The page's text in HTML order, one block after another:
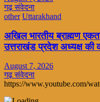
गढ़ संवेदना
other Uttarakhand
अखिल भारतीय ब्राह्मण
उत्तराखंड प्रदेश अध्यक्ष की
August 7, 2026
गढ़ संवेदना
https://www.youtube.com/